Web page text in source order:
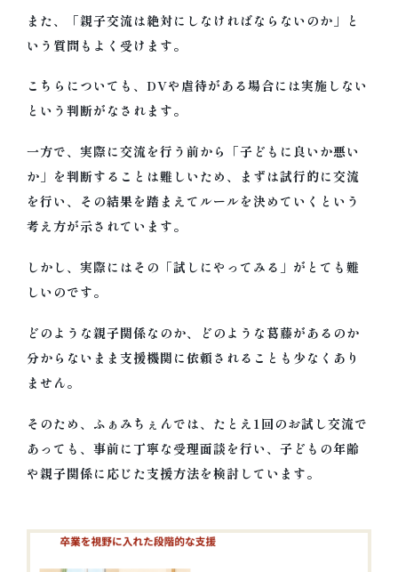
また、「親子交流は絶対にしなければならないのか」と
いう質問もよく受けます。
こちらについても、DVや虐待がある場合には実施しない
という判断がなされます。
一方で、実際に交流を行う前から「子どもに良いか悪い
か」を判断することは難しいため、まずは試行的に交流
を行い、その結果を踏まえてルールを決めていくという
考え方が示されています。
しかし、実際にはその「試しにやってみる」がとても難
しいのです。
どのような親子関係なのか、どのような葛藤があるのか
分からないまま支援機関に依頼されることも少なくあり
ません。
そのため、ふぁみちぇんでは、たとえ1回のお試し交流で
あっても、事前に丁寧な受理面談を行い、子どもの年齢
や親子関係に応じた支援方法を検討しています。